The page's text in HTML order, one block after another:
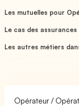
Les mutuelles pour
Le cas des
Les autres métiers
Opérateur /